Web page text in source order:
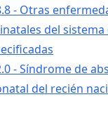
- Otras
del
- Síndrome de
del recién